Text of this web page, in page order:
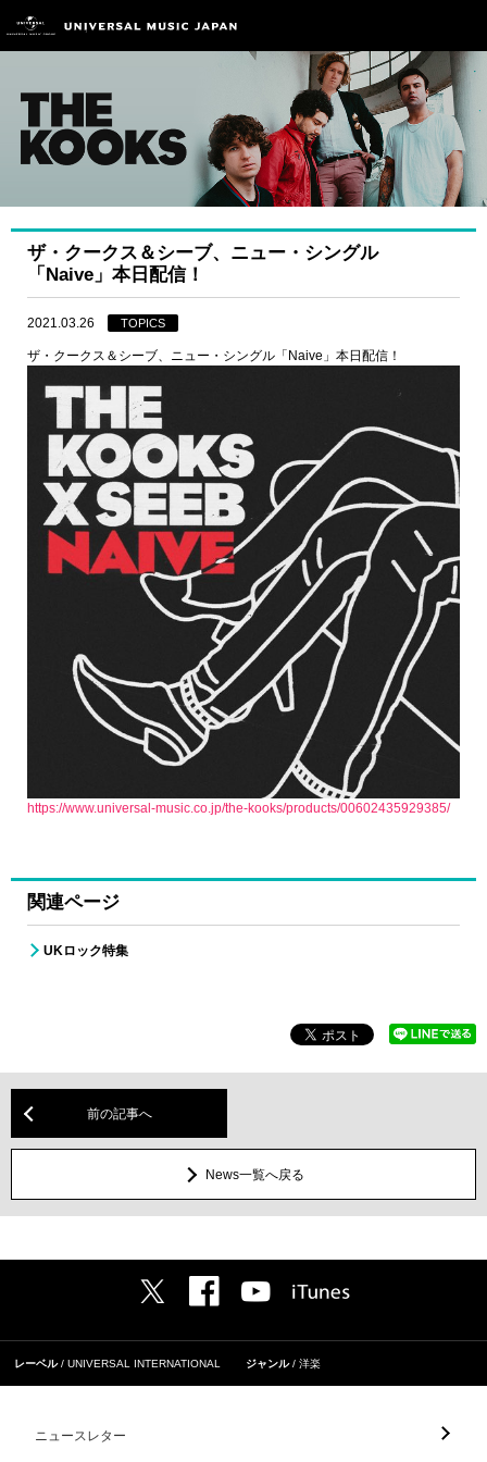
ザ・クークス＆シーブ、ニュー・シングル
「Naive」本日配信！
2021.03.26 TOPICS
ザ・クークス＆シーブ、ニュー・シングル「Naive」本日配信！
https://www.universal-music.co.jp/the-kooks/products/00602435929385/
関連ページ
UKロック特集
前の記事へ
News一覧へ戻る
レーベル UNIVERSAL INTERNATIONAL ジャンル 洋楽
ニュースレター